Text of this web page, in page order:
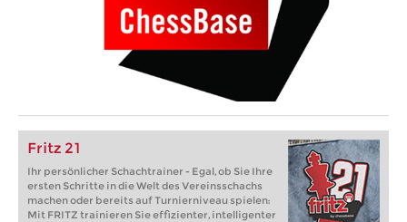
Fritz 21
Ihr persönlicher Schachtrainer - Egal, ob Sie Ihre
ersten Schritte in die Welt des Vereinsschachs
machen oder bereits auf Turnierniveau spielen:
Mit FRITZ trainieren Sie effizienter, intelligenter